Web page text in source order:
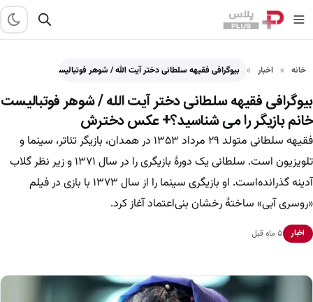
خانه اخبار بیوگرافی فقیهه سلطانی دختر آیت الله / شوهر فوتبالیست خانم…
بیوگرافی فقیهه سلطانی دختر آیت الله / شوهر فوتبالیست
خانم بازیگر را می شناسید؟+ عکس دخترش
فقیهه سلطانی متولد ۲۹ مرداد ۱۳۵۳ در همدان، بازیگر تئاتر، سینما و
تلویزیون است. سلطانی یک دورهٔ بازیگری را در سال ۱۳۷۱ و زیر نظر گلاب
آدینه گذرانده‌است. او بازیگری سینما را از سال ۱۳۷۳ با بازی در فیلم
«روسری آبی» ساختهٔ رخشان بنی‌اعتماد آغاز کرد.
اخبار ۵ ماه قبل